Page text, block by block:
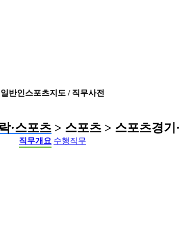
일반인스포츠지도 / 직무사전
·스포츠 > 스포츠 > 스포츠경기
직무개요 수행직무